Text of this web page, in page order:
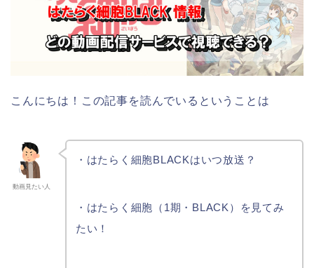
こんにちは！この記事を読んでいるということは
動画見たい人
・はたらく細胞BLACKはいつ放送？
・はたらく細胞（1期・BLACK）を見てみ
たい！